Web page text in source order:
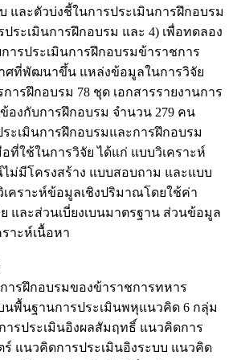
และตัวบ่งชี้ในการประเมินการฝึกอบรม
ประเมินการฝึกอบรม และ 4) เพื่อทดลอง
ารประเมินการฝึกอบรมข้าราชการ
ศที่พัฒนาขึ้น แหล่งข้อมูลในการวิจัย
ารฝึกอบรม 78 ชุด เอกสารรายงานการ
องกับการฝึกอบรม จำนวน 279 คน
ะเมินการฝึกอบรมและการฝึกอบรม
ที่ใช้ในการวิจัย ได้แก่ แบบวิเคราะห์
ม่มีโครงสร้าง แบบสอบถาม และแบบ
เคราะห์ข้อมูลเชิงปริมาณโดยใช้ค่า
และส่วนเบี่ยงเบนมาตรฐาน ส่วนข้อมูล
าะห์เนื้อหา
ารฝึกอบรมของข้าราชการทหาร
พื้นฐานการประเมินพหุแนวคิด 6 กลุ่ม
รประเมินอิงผลสัมฤทธิ์ แนวคิดการ
ร์ แนวคิดการประเมินอิงระบบ แนวคิด